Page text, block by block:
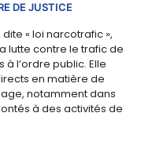
DE JUSTICE
dite « loi narcotrafic »,
lutte contre le trafic de
l’ordre public. Elle
en matière de
notamment dans
à des activités de